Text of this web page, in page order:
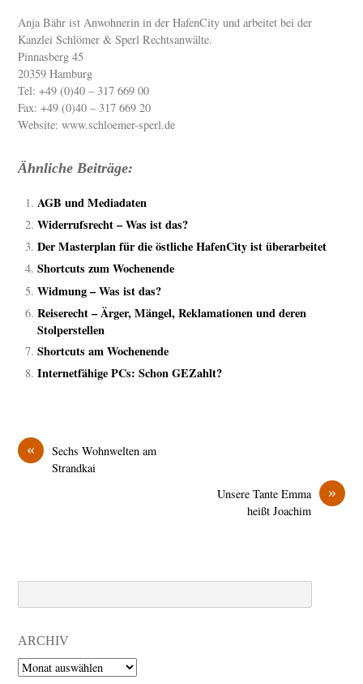
Anja Bähr ist Anwohnerin in der HafenCity und arbeitet bei der
Kanzlei Schlömer & Sperl Rechtsanwälte.
Pinnasberg 45
20359 Hamburg
Tel: +49 (0)40 – 317 669 00
Fax: +49 (0)40 – 317 669 20
Website: www.schloemer-sperl.de
Ähnliche Beiträge:
AGB und Mediadaten
Widerrufsrecht – Was ist das?
Der Masterplan für die östliche HafenCity ist überarbeitet
Shortcuts zum Wochenende
Widmung – Was ist das?
Reiserecht – Ärger, Mängel, Reklamationen und deren
Stolperstellen
Shortcuts am Wochenende
Internetfähige PCs: Schon GEZahlt?
«
Sechs Wohnwelten am
Strandkai
»
Unsere Tante Emma
heißt Joachim
ARCHIV
Archiv